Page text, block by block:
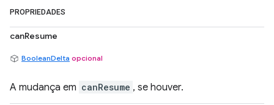
PROPRIEDADES
canResume
BooleanDelta opcional
A mudança em canResume , se houver.